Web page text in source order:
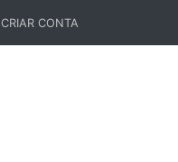
CRIAR CONTA